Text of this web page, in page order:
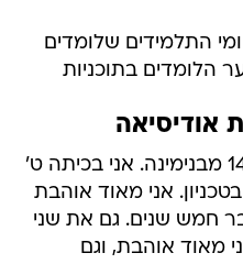
התלמידים שלומדים
הלומדים בתוכניות
"שלום, אני יאן שוקרון, בת 14 מבנימינה. אני בכיתה ט'
אני מאוד אוהבת
חמש שנים. גם את שני
מאוד אוהבת, וגם